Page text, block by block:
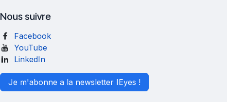
Nous suivre
Facebook
YouTube
LinkedIn
Je m'abonne a la newsletter IEyes !